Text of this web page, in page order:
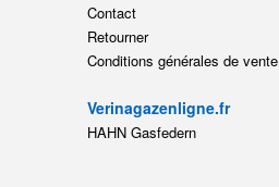
Contact
Retourner
Conditions générales de vente
Verinagazenligne.fr
HAHN Gasfedern